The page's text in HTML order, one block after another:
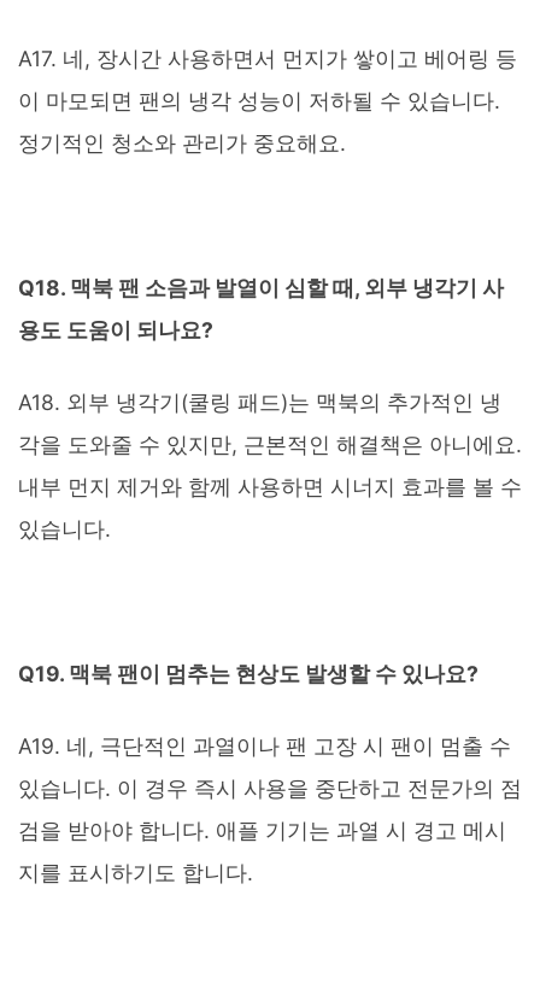
A17. 네, 장시간 사용하면서 먼지가 쌓이고 베어링 등
이 마모되면 팬의 냉각 성능이 저하될 수 있습니다.
정기적인 청소와 관리가 중요해요.
Q18. 맥북 팬 소음과 발열이 심할 때, 외부 냉각기 사
용도 도움이 되나요?
A18. 외부 냉각기(쿨링 패드)는 맥북의 추가적인 냉
각을 도와줄 수 있지만, 근본적인 해결책은 아니에요.
내부 먼지 제거와 함께 사용하면 시너지 효과를 볼 수
있습니다.
Q19. 맥북 팬이 멈추는 현상도 발생할 수 있나요?
A19. 네, 극단적인 과열이나 팬 고장 시 팬이 멈출 수
있습니다. 이 경우 즉시 사용을 중단하고 전문가의 점
검을 받아야 합니다. 애플 기기는 과열 시 경고 메시
지를 표시하기도 합니다.